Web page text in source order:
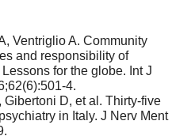
Ventriglio A. Community
and responsibility of
for the globe. Int J
4.
Gibertoni D, et al. Thirty-five
in Italy. J Nerv Ment